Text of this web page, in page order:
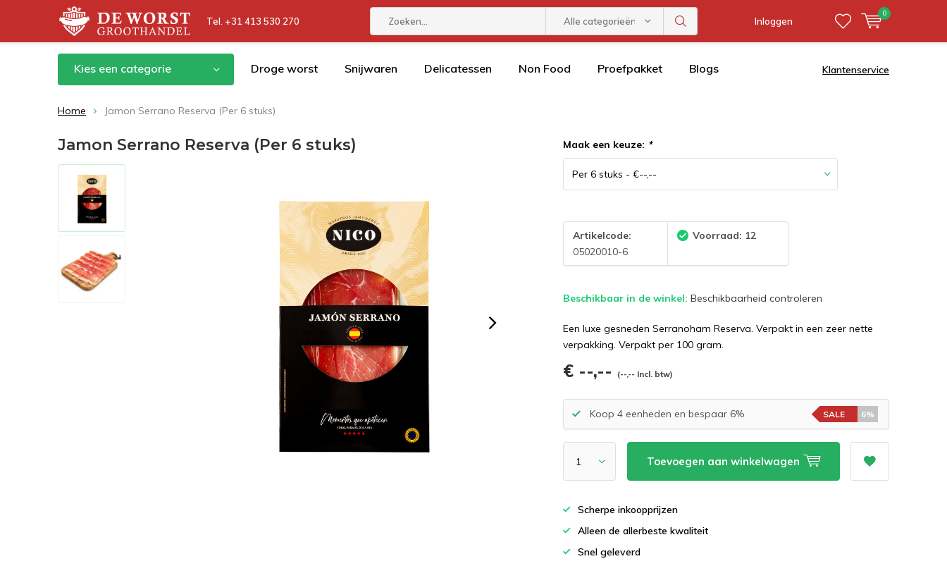
Tel. +31 413 530 270 Alle categorieën Inloggen
0
Kies een categorie Droge worst Snijwaren Delicatessen Non Food Proefpakket Blogs Klantenservice
Home Jamon Serrano Reserva (Per 6 stuks)
Jamon Serrano Reserva (Per 6 stuks) Maak een keuze: *
Artikelcode:
05020010-6
Voorraad: 12
Beschikbaar in de winkel:Beschikbaarheid controleren
Een luxe gesneden Serranoham Reserva. Verpakt in een zeer nette
verpakking. Verpakt per 100 gram.
€ --,-- (--,-- Incl. btw)
Koop 4 eenheden en bespaar 6% SALE 6%
Toevoegen aan winkelwagen
Scherpe inkoopprijzen
Alleen de allerbeste kwaliteit
Snel geleverd